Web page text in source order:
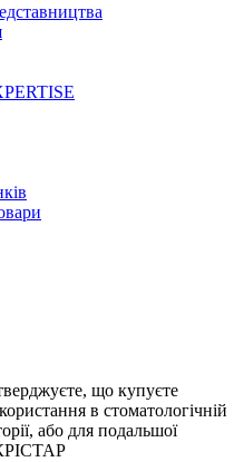
що купуєте
в стоматологічній
або для подальшої
КРІСТАР